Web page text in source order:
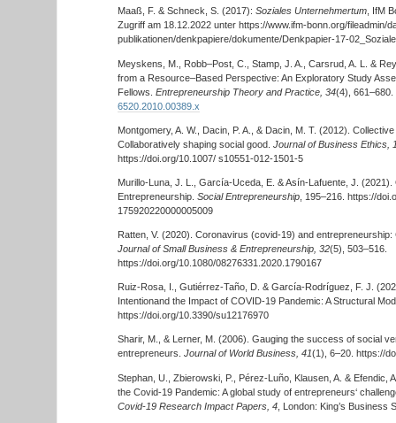
Maaß, F. & Schneck, S. (2017): Soziales Unternehmertum , IfM
Zugriff am 18.12.2022 unter https://www.ifm-bonn.org/fileadmin/
publikationen/denkpapiere/dokumente/Denkpapier-17-
Meyskens, M., Robb–Post, C., Stamp, J. A., Carsrud, A. L. &
from a Resource–Based Perspective: An Exploratory Study
Fellows. Entrepreneurship Theory and Practice, 34(4), 661–680.
6520.2010.00389.x
Montgomery, A. W., Dacin, P. A., & Dacin, M. T. (2012).
Collaboratively shaping social good. Journal of Business Ethics,
https://doi.org/10.1007/ s10551-012-1501-5
Murillo-Luna, J. L., García-Uceda, E. & Asín-Lafuente, J.
Entrepreneurship. Social Entrepreneurship , 195–216. https://
175920220000005009
Ratten, V. (2020). Coronavirus (covid-19) and
Journal of Small Business & Entrepreneurship, 32(5), 503–516.
https://doi.org/10.1080/08276331.2020.1790167
Ruiz-Rosa, I., Gutiérrez-Taño, D. & García-Rodríguez, F. J.
Intentionand the Impact of COVID-19 Pandemic: A Structural
https://doi.org/10.3390/su12176970
Sharir, M., & Lerner, M. (2006). Gauging the success of social
entrepreneurs. Journal of World Business, 41(1), 6–20. https://
Stephan, U., Zbierowski, P., Pérez-Luño, Klausen, A. & Efendic,
the Covid-19 Pandemic: A global study of entrepreneurs‘
Covid-19 Research Impact Papers, 4 , London: King’s Business